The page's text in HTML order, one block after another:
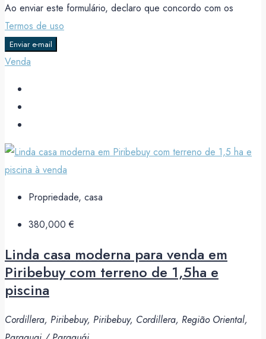
Ao enviar este formulário, declaro que concordo com os
Termos de uso
Enviar e-mail
Venda
Propriedade, casa
380,000 €
Linda casa moderna para venda em
Piribebuy com terreno de 1,5ha e
piscina
Cordillera, Piribebuy, Piribebuy, Cordillera, Região Oriental,